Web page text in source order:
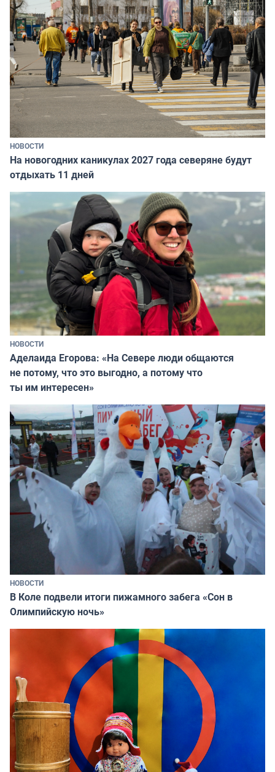
НОВОСТИ
На новогодних каникулах 2027 года северяне будут
отдыхать 11 дней
НОВОСТИ
Аделаида Егорова: «На Севере люди общаются
не потому, что это выгодно, а потому что
ты им интересен»
НОВОСТИ
В Коле подвели итоги пижамного забега «Сон в
Олимпийскую ночь»